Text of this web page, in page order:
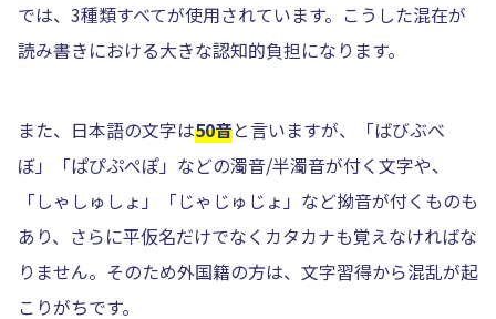
では、3種類すべてが使用されています。こうした混在が
読み書きにおける大きな認知的負担になります。
また、日本語の文字は50音と言いますが、「ばびぶべ
ぼ」「ぱぴぷぺぽ」などの濁音/半濁音が付く文字や、
「しゃしゅしょ」「じゃじゅじょ」など拗音が付くものも
あり、さらに平仮名だけでなくカタカナも覚えなければな
りません。そのため外国籍の方は、文字習得から混乱が起
こりがちです。